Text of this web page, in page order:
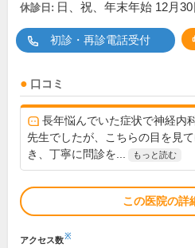
休診日: 日、祝、年末年始 12月30
初診・再診電話受付
口コミ
長年悩んでいた症状で神経内
先生でしたが、こちらの目を見
き、丁寧に問診を...
もっと読む
この医院の詳
アクセス数※